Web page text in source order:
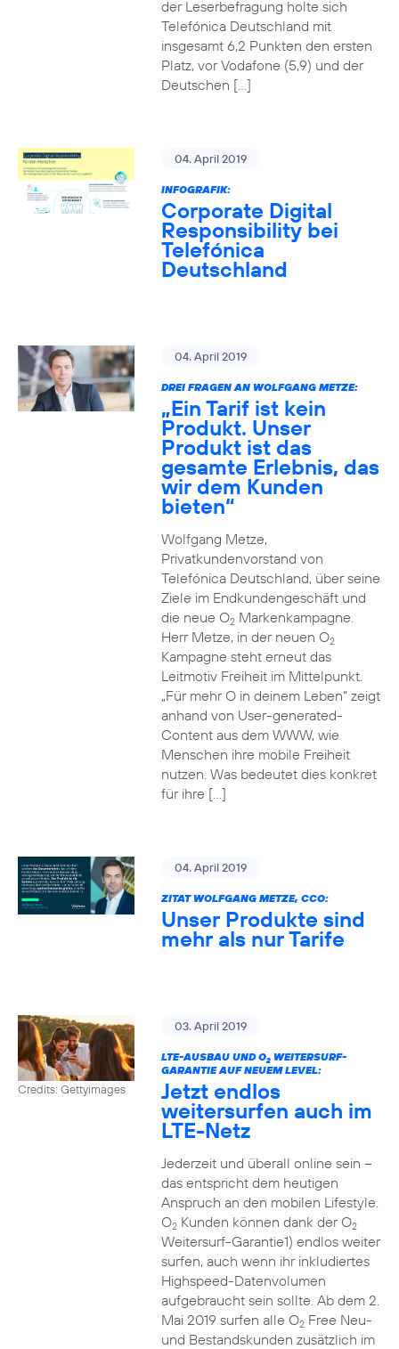
der Leserbefragung holte sich
Telefónica Deutschland mit
insgesamt 6,2 Punkten den ersten
Platz, vor Vodafone (5,9) und der
Deutschen […]
04. April 2019
INFOGRAFIK:
Corporate Digital
Responsibility bei
Telefónica
Deutschland
04. April 2019
DREI FRAGEN AN WOLFGANG METZE:
„Ein Tarif ist kein
Produkt. Unser
Produkt ist das
gesamte Erlebnis, das
wir dem Kunden
bieten“
Wolfgang Metze,
Privatkundenvorstand von
Telefónica Deutschland, über seine
Ziele im Endkundengeschäft und
die neue O2Markenkampagne.
Herr Metze, in der neuen O2
Kampagne steht erneut das
Leitmotiv Freiheit im Mittelpunkt.
„Für mehr O in deinem Leben“ zeigt
anhand von User-generated-
Content aus dem WWW, wie
Menschen ihre mobile Freiheit
nutzen. Was bedeutet dies konkret
für ihre […]
04. April 2019
ZITAT WOLFGANG METZE, CCO:
Unser Produkte sind
mehr als nur Tarife
Credits: Gettyimages
03. April 2019
LTE-AUSBAU UND O2WEITERSURF-
GARANTIE AUF NEUEM LEVEL:
Jetzt endlos
weitersurfen auch im
LTE-Netz
Jederzeit und überall online sein –
das entspricht dem heutigen
Anspruch an den mobilen Lifestyle.
O2Kunden können dank der O2
Weitersurf-Garantie1) endlos weiter
surfen, auch wenn ihr inkludiertes
Highspeed-Datenvolumen
aufgebraucht sein sollte. Ab dem 2.
Mai 2019 surfen alle O2Free Neu-
und Bestandskunden zusätzlich im